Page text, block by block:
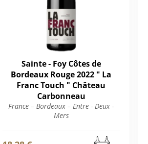
Sainte - Foy Côtes de
Bordeaux Rouge 2022 " La
Franc Touch " Château
Carbonneau
France – Bordeaux – Entre - Deux -
Mers